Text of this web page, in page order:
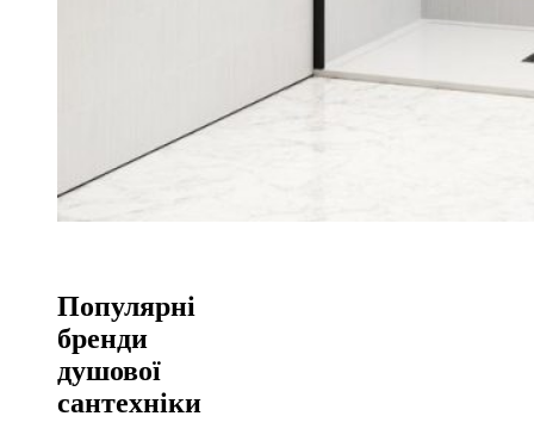
Популярні
бренди
душової
сантехніки